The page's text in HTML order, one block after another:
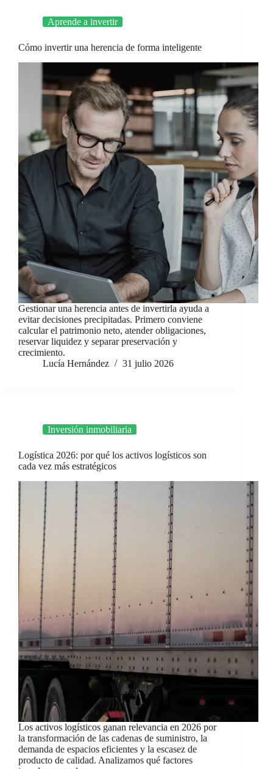
Aprende a invertir
Cómo invertir una herencia de forma inteligente
Gestionar una herencia antes de invertirla ayuda a
evitar decisiones precipitadas. Primero conviene
calcular el patrimonio neto, atender obligaciones,
reservar liquidez y separar preservación y
crecimiento.
Lucía Hernández
31 julio 2026
Inversión inmobiliaria
Logística 2026: por qué los activos logísticos son
cada vez más estratégicos
Los activos logísticos ganan relevancia en 2026 por
la transformación de las cadenas de suministro, la
demanda de espacios eficientes y la escasez de
producto de calidad. Analizamos qué factores